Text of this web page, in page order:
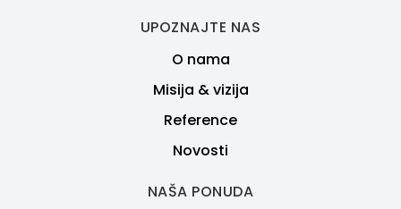
UPOZNAJTE NAS
O nama
Misija & vizija
Reference
Novosti
NAŠA PONUDA